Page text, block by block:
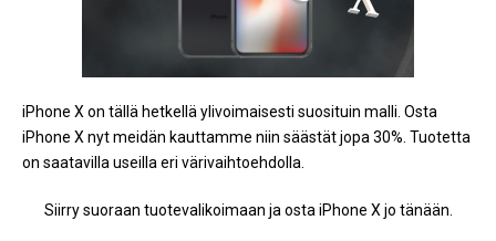
iPhone X on tällä hetkellä ylivoimaisesti suosituin malli. Osta
iPhone X nyt meidän kauttamme niin säästät jopa 30%. Tuotetta
on saatavilla useilla eri värivaihtoehdolla.
Siirry suoraan tuotevalikoimaan ja osta iPhone X jo tänään.